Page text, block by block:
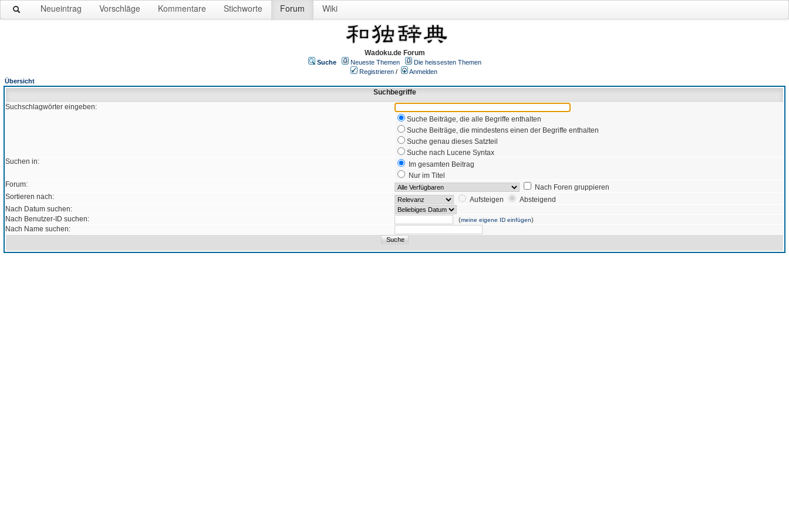
Neueintrag Vorschläge Kommentare Stichworte Forum Wiki
Wadoku.de Forum
Suche Neueste Themen
Die heissesten Themen
Registrieren /
Anmelden
Übersicht
Suchbegriffe
Suchschlagwörter eingeben:
Suche Beiträge, die alle Begriffe enthalten
Suche Beiträge, die mindestens einen der Begriffe enthalten
Suche genau dieses Satzteil
Suche nach Lucene Syntax
Suchen in:
Im gesamten Beitrag
Nur im Titel
Forum:
Nach Foren gruppieren
Sortieren nach:
Aufsteigen
Absteigend
Nach Datum suchen:
Nach Benutzer-ID suchen:
(meine eigene ID einfügen)
Nach Name suchen: